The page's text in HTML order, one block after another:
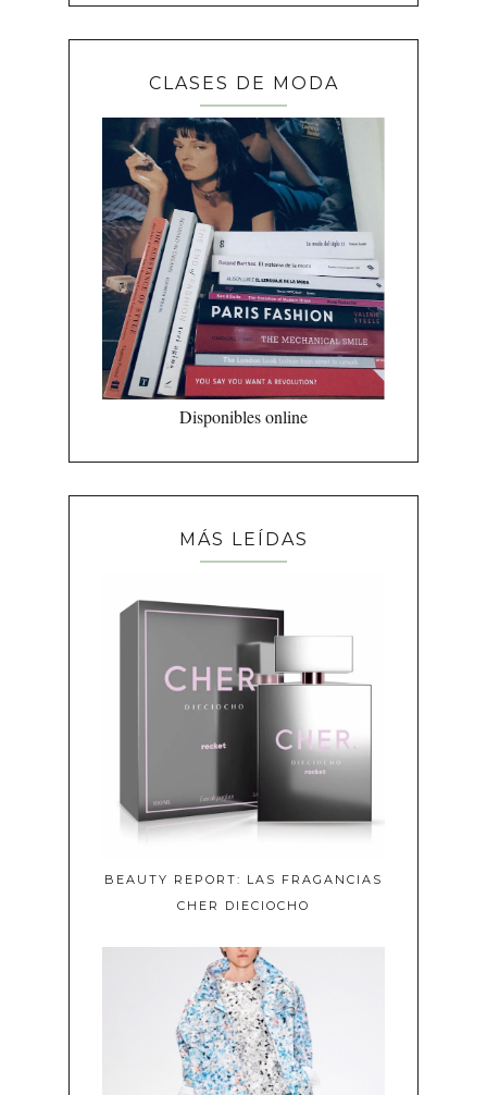
CLASES DE MODA
Disponibles online
MÁS LEÍDAS
BEAUTY REPORT: LAS FRAGANCIAS
CHER DIECIOCHO